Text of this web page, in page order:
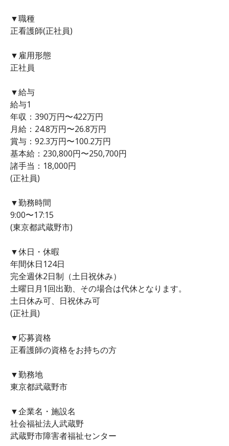
▼職種
正看護師(正社員)
▼雇用形態
正社員
▼給与
給与1
年収：390万円〜422万円
月給：24.8万円〜26.8万円
賞与：92.3万円〜100.2万円
基本給：230,800円〜250,700円
諸手当：18,000円
(正社員)
▼勤務時間
9:00〜17:15
(東京都武蔵野市)
▼休日・休暇
年間休日124日
完全週休2日制（土日祝休み）
土曜日月1回出勤、その場合は代休となります。
土日休み可、日祝休み可
(正社員)
▼応募資格
正看護師の資格をお持ちの方
▼勤務地
東京都武蔵野市
▼企業名・施設名
社会福祉法人武蔵野
武蔵野市障害者福祉センター